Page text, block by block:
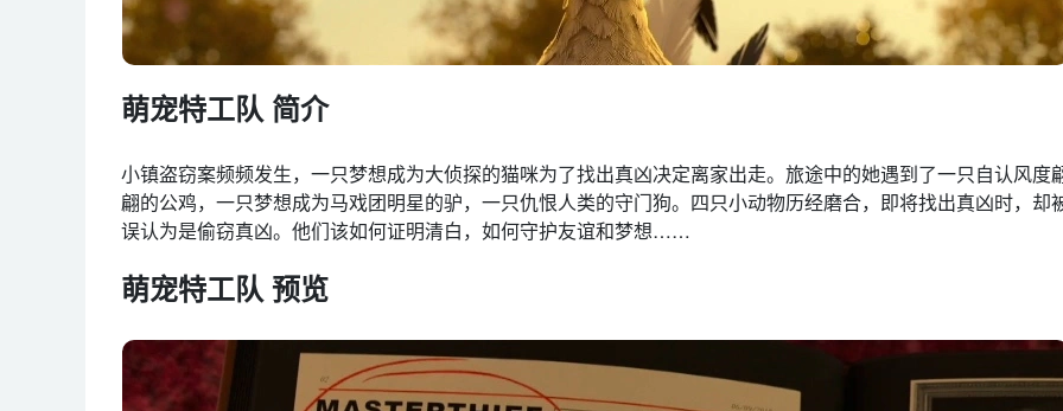
萌宠特工队 简介
小镇盗窃案频频发生，一只梦想成为大侦探的猫咪为了找出真凶决定离家出走。旅途中的她遇到了一只自认风度
翩的公鸡，一只梦想成为马戏团明星的驴，一只仇恨人类的守门狗。四只小动物历经磨合，即将找出真凶时，却
误认为是偷窃真凶。他们该如何证明清白，如何守护友谊和梦想……
萌宠特工队 预览